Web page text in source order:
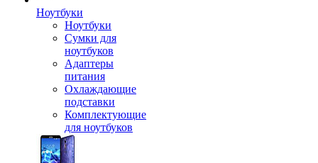
Ноутбуки
Ноутбуки
Сумки для
ноутбуков
Адаптеры
питания
Охлаждающие
подставки
Комплектующие
для ноутбуков